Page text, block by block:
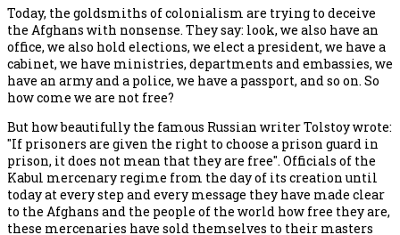
Today, the goldsmiths of colonialism are trying to deceive
the Afghans with nonsense. They say: look, we also have an
office, we also hold elections, we elect a president, we have a
cabinet, we have ministries, departments and embassies, we
have an army and a police, we have a passport, and so on. So
how come we are not free?
But how beautifully the famous Russian writer Tolstoy wrote:
"If prisoners are given the right to choose a prison guard in
prison, it does not mean that they are free". Officials of the
Kabul mercenary regime from the day of its creation until
today at every step and every message they have made clear
to the Afghans and the people of the world how free they are,
these mercenaries have sold themselves to their masters